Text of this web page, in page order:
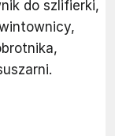
do szlifierki,